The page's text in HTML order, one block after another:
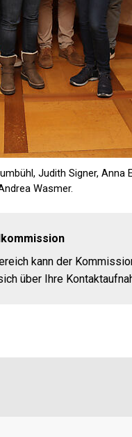
Judith Signer, Anna
Wasmer.
kann der
über Ihre